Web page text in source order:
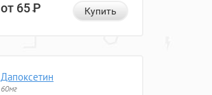
от 65Р Купить
Дапоксетин
60мг